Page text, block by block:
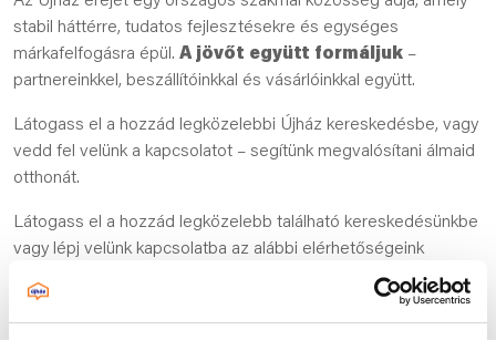
stabil háttérre, tudatos fejlesztésekre és egységes
márkafelfogásra épül. A jövőt együtt formáljuk –
partnereinkkel, beszállítóinkkal és vásárlóinkkal együtt.
Látogass el a hozzád legközelebbi Újház kereskedésbe, vagy
vedd fel velünk a kapcsolatot – segítünk megvalósítani álmaid
otthonát.
Látogass el a hozzád legközelebb található kereskedésünkbe
vagy lépj velünk kapcsolatba az alábbi elérhetőségeink